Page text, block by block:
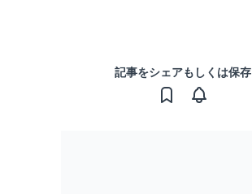
記事をシェアもしくは保存